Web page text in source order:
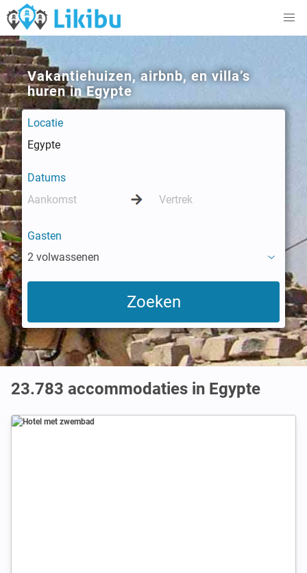
Vakantiehuizen, airbnb, en villa’s
huren in Egypte
Locatie
Datums
Gasten
2 volwassenen
23.783 accommodaties in Egypte